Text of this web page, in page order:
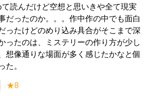
て読んだけど空想と思いきや全て現実
だったのか。。。作中作の中でも面白
ったけどのめり込み具合がそこまで深
ったのは、ミステリーの作り方が少し
想像通りな場面が多く感じたかなと個
た。
★8